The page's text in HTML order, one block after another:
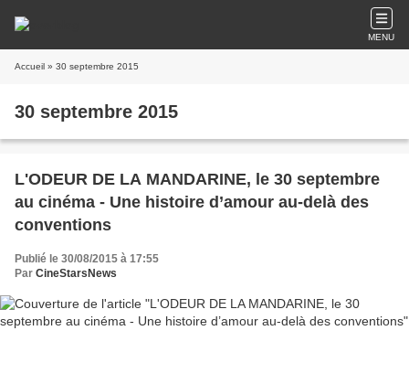
MENU
Accueil » 30 septembre 2015
30 septembre 2015
L'ODEUR DE LA MANDARINE, le 30 septembre
au cinéma - Une histoire d’amour au-delà des
conventions
Publié le 30/08/2015 à 17:55
Par CineStarsNews